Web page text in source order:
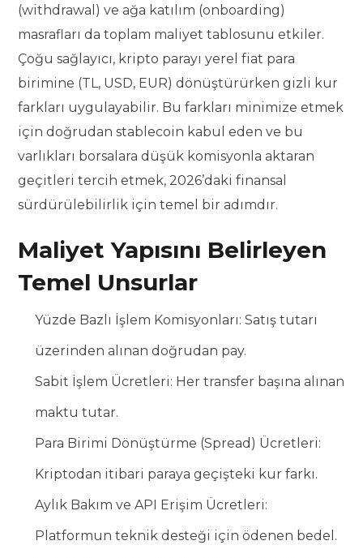
(withdrawal) ve ağa katılım (onboarding)
masrafları da toplam maliyet tablosunu etkiler.
Çoğu sağlayıcı, kripto parayı yerel fiat para
birimine (TL, USD, EUR) dönüştürürken gizli kur
farkları uygulayabilir. Bu farkları minimize etmek
için doğrudan stablecoin kabul eden ve bu
varlıkları borsalara düşük komisyonla aktaran
geçitleri tercih etmek, 2026’daki finansal
sürdürülebilirlik için temel bir adımdır.
Maliyet Yapısını Belirleyen
Temel Unsurlar
Yüzde Bazlı İşlem Komisyonları: Satış tutarı
üzerinden alınan doğrudan pay.
Sabit İşlem Ücretleri: Her transfer başına alınan
maktu tutar.
Para Birimi Dönüştürme (Spread) Ücretleri:
Kriptodan itibari paraya geçişteki kur farkı.
Aylık Bakım ve API Erişim Ücretleri:
Platformun teknik desteği için ödenen bedel.